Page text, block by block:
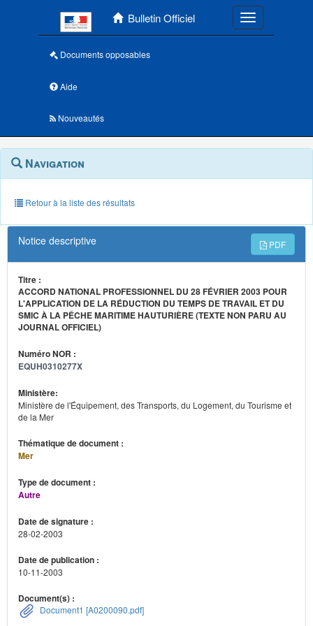
Bulletin Officiel Toggle
Documents opposables
Aide
Nouveautés
Navigation
outils
annexes
Menu
contextuel
Navigation
Retour à la liste des résultats
Notice descriptive PDF
Titre :
ACCORD NATIONAL PROFESSIONNEL DU 28 FÉVRIER 2003 POUR
L'APPLICATION DE LA RÉDUCTION DU TEMPS DE TRAVAIL ET DU
SMIC À LA PÊCHE MARITIME HAUTURIÈRE (TEXTE NON PARU AU
JOURNAL OFFICIEL)
Numéro NOR :
EQUH0310277X
Ministère:
Ministère de l'Équipement, des Transports, du Logement, du Tourisme et
de la Mer
Thématique de document :
Mer
Type de document :
Autre
Date de signature :
28-02-2003
Date de publication :
10-11-2003
Document(s) :
Document1 [A0200090.pdf]